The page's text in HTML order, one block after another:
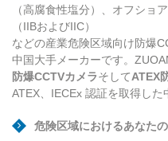
（高腐食性塩分）、オフショ
（IIBおよびIIC）
などの産業危険区域向け防爆
中国大手メーカーです。
防爆CCTVカメラそしてATEX
ATEX、IECEx 認証を取得した
危険区域におけるあなた